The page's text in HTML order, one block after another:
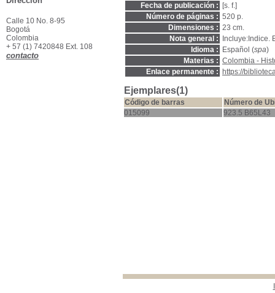
Fecha de publicación :
[s. f.]
Número de páginas : 520 p.
Dimensiones : 23 cm.
Nota general :
Incluye:Indice.
Idioma :
Español (spa)
Materias : Colombia -
Enlace permanente :
https://
Ejemplares(1)
Código de barras
Número de
015099
923.5 B65L43
Calle 10 No. 8-95
Bogotá
Colombia
+ 57 (1) 7420848 Ext. 108
contacto